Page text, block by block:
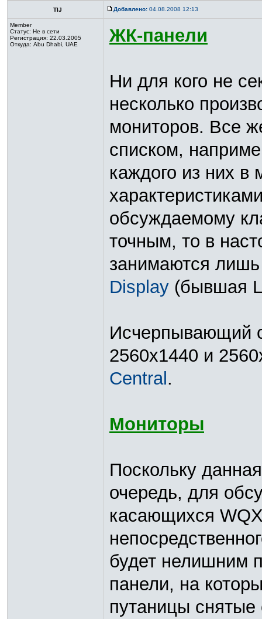
TIJ Добавлено: 04.08.2008 12:13
Member
Статус: Не в сети
Регистрация: 22.03.2005
Откуда: Abu Dhabi, UAE
ЖК-панели
Ни для кого не
несколько
мониторов. Все
списком,
каждого из них в
обсуждаемому
точным, то в
занимаются
Display (бывшая
Исчерпывающий
2560x1440 и
Central .
Мониторы
Поскольку
очередь, для
касающихся
будет нелишним
панели, на
путаницы снятые